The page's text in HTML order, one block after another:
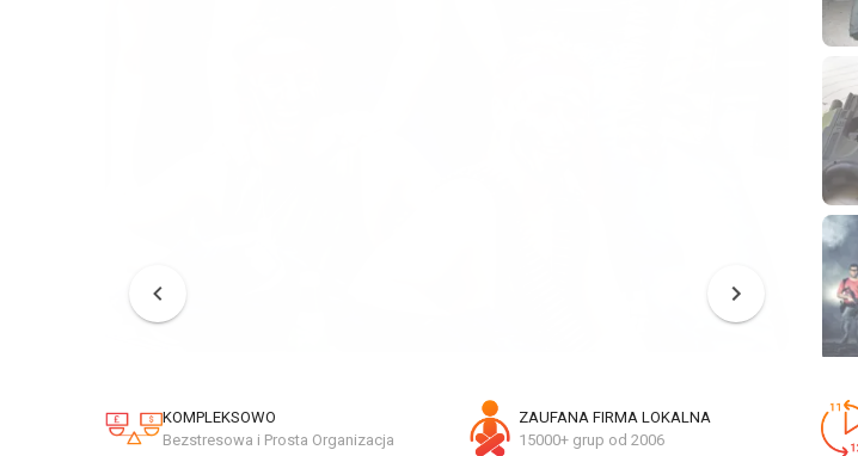
KOMPLEKSOWO
Bezstresowa i Prosta Organizacja
ZAUFANA FIRMA LOKALNA
15000+ grup od 2006